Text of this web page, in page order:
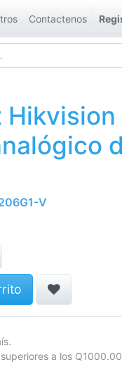
Contactenos
Hikvision
V
todo el
a los Q1000.00